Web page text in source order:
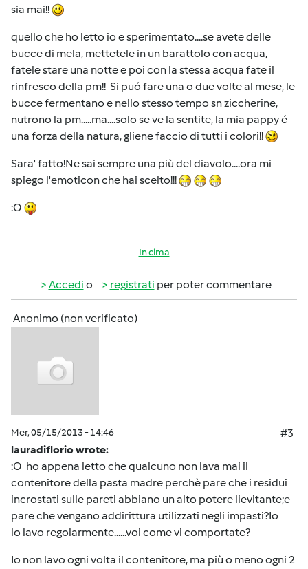
sia mai!!
quello che ho letto io e sperimentato....se avete delle
bucce di mela, mettetele in un barattolo con acqua,
fatele stare una notte e poi con la stessa acqua fate il
rinfresco della pm!! Si puó fare una o due volte al mese, le
bucce fermentano e nello stesso tempo sn ziccherine,
nutrono la pm.....ma....solo se ve la sentite, la mia pappy é
una forza della natura, gliene faccio di tutti i colori!!
Sara' fatto!Ne sai sempre una più del diavolo....ora mi
spiego l'emoticon che hai scelto!!!
:O
In cima
Accedi o registrati per poter commentare
Anonimo (non verificato)
Mer, 05/15/2013 - 14:46
#3
lauradiflorio wrote:
:O ho appena letto che qualcuno non lava mai il
contenitore della pasta madre perchè pare che i residui
incrostati sulle pareti abbiano un alto potere lievitante;e
pare che vengano addirittura utilizzati negli impasti?Io
lo lavo regolarmente......voi come vi comportate?
Io non lavo ogni volta il contenitore, ma più o meno ogni 2